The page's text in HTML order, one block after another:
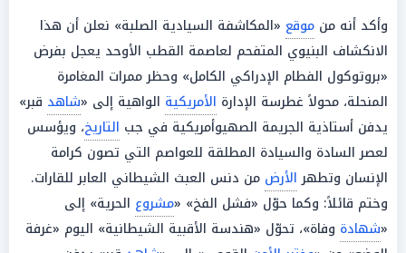
وأكد أنه من موقع «المكاشفة السيادية الصلبة» نعلن أن هذا
الانكشاف البنيوي المتفحم لعاصمة القطب الأوحد يعجل بفرض
«بروتوكول الفطام الإدراكي الكامل» وحظر ممرات المغامرة
المنحلة، محولاً غطرسة الإدارة الأمريكية الواهية إلى «شاهد قبر»
يدفن أستاذية الجريمة الصهيوأمريكية في جب التاريخ، ويؤسس
لعصر السادة والسيادة المطلقة للعواصم التي تصون كرامة
الإنسان وتطهرالأرض من دنس العبث الشيطاني العابر للقارات.
وختم قائلاً: وكما حوّل «فشل الفخ» «مشروع الحرية» إلى
«شهادة وفاة»، تحوّل «هندسة الأقبية الشيطانية» اليوم «غرفة